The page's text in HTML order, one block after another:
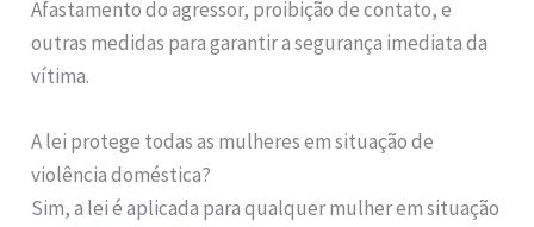
Afastamento do agressor, proibição de contato, e
outras medidas para garantir a segurança imediata da
vítima.
A lei protege todas as mulheres em situação de
violência doméstica?
Sim, a lei é aplicada para qualquer mulher em situação